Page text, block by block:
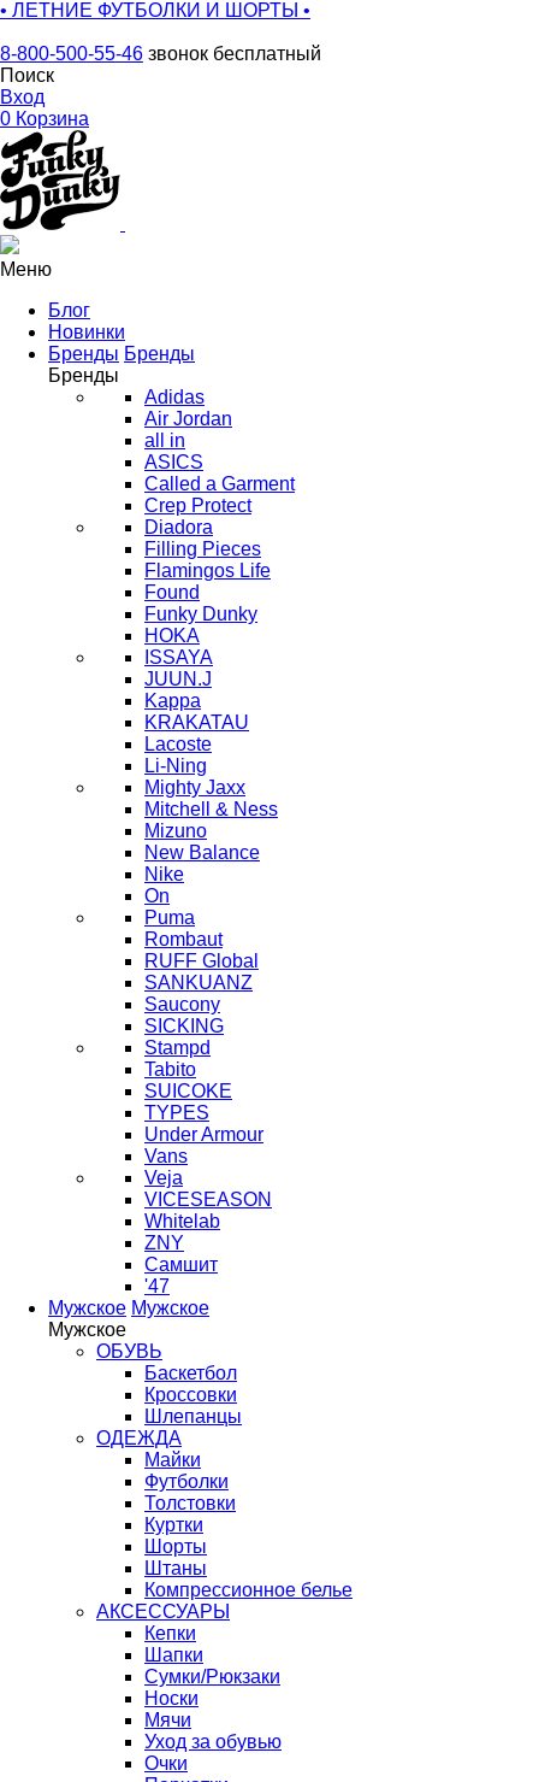
• ЛЕТНИЕ ФУТБОЛКИ И ШОРТЫ •
8-800-500-55-46 звонок бесплатный
Поиск
Вход
0 Корзина
Меню
Блог
Новинки
Бренды Бренды
Бренды
Adidas
Air Jordan
all in
ASICS
Called a Garment
Crep Protect
Diadora
Filling Pieces
Flamingos Life
Found
Funky Dunky
HOKA
ISSAYA
JUUN.J
Kappa
KRAKATAU
Lacoste
Li-Ning
Mighty Jaxx
Mitchell & Ness
Mizuno
New Balance
Nike
On
Puma
Rombaut
RUFF Global
SANKUANZ
Saucony
SICKING
Stampd
Tabito
SUICOKE
TYPES
Under Armour
Vans
Veja
VICESEASON
Whitelab
ZNY
Самшит
'47
Мужское Мужское
Мужское
ОБУВЬ
Баскетбол
Кроссовки
Шлепанцы
ОДЕЖДА
Майки
Футболки
Толстовки
Куртки
Шорты
Штаны
Компрессионное белье
АКСЕССУАРЫ
Кепки
Шапки
Сумки/Рюкзаки
Носки
Мячи
Уход за обувью
Очки